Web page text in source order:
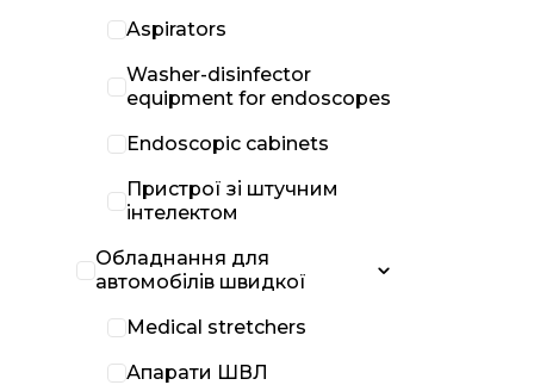
Aspirators
Washer-disinfector
equipment for endoscopes
Endoscopic cabinets
Пристрої зі штучним
інтелектом
Обладнання для
автомобілів швидкої
Medical stretchers
Апарати ШВЛ